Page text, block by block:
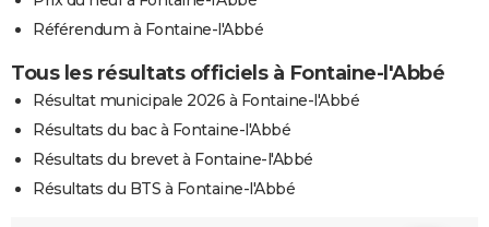
Référendum à Fontaine-l'Abbé
Tous les résultats officiels à Fontaine-l'Abbé
Résultat municipale 2026 à Fontaine-l'Abbé
Résultats du bac à Fontaine-l'Abbé
Résultats du brevet à Fontaine-l'Abbé
Résultats du BTS à Fontaine-l'Abbé